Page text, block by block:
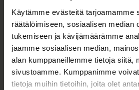
Käytämme evästeitä tarjoamamme
räätälöimiseen, sosiaalisen median
tukemiseen ja kävijämäärämme
jaamme sosiaalisen median,
alan kumppaneillemme tietoja siitä,
sivustoamme. Kumppanimme
tietoja muihin tietoihin, joita olet